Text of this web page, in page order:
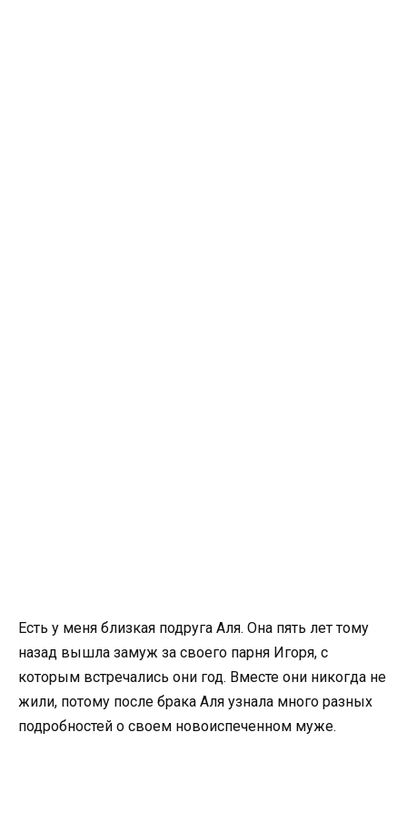
Есть у меня близкая подруга Аля. Она пять лет тому
назад вышла замуж за своего парня Игоря, с
которым встречались они год. Вместе они никогда не
жили, потому после брака Аля узнала много разных
подробностей о своем новоиспеченном муже.